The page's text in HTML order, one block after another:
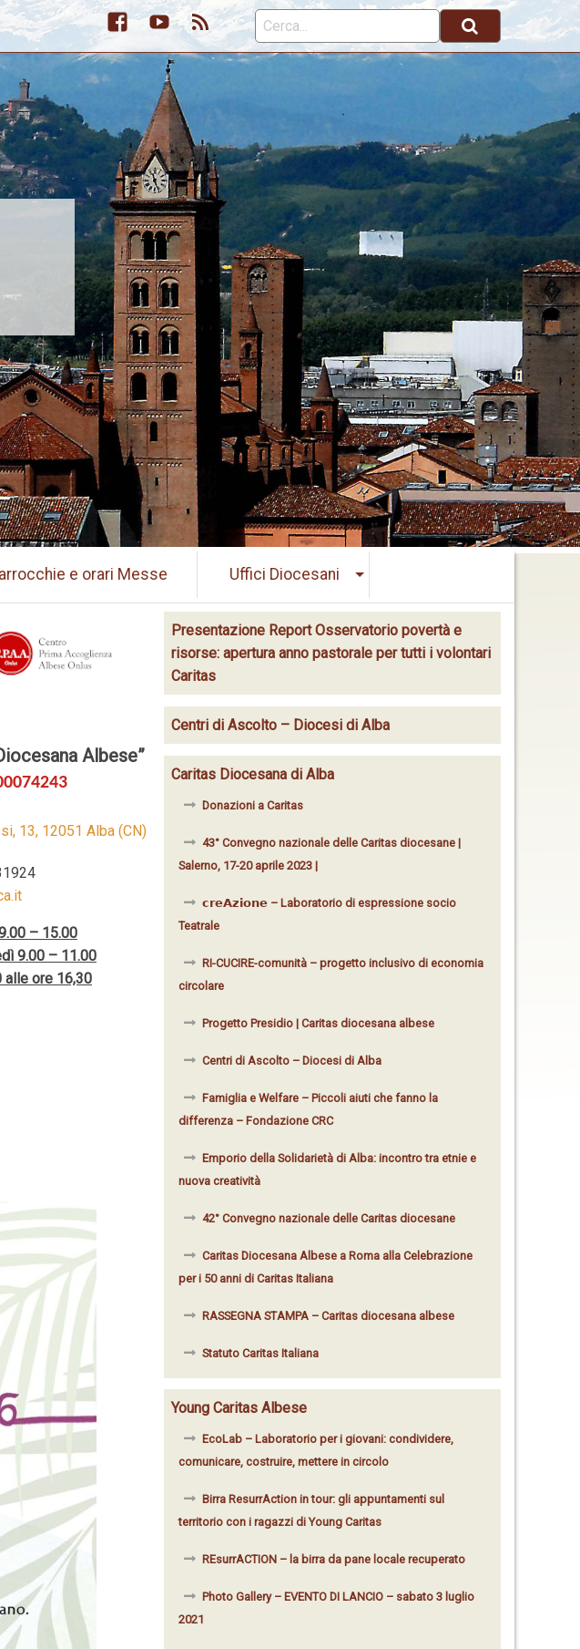
FacebookYoutubeFeed
e orari Messe Uffici Diocesani
Presentazione Report Osservatorio povertà e
risorse: apertura anno pastorale per tutti i volontari
Caritas
Centri di Ascolto – Diocesi di Alba
Caritas Diocesana di Alba
Donazioni a Caritas
43° Convegno nazionale delle Caritas diocesane |
Salerno, 17-20 aprile 2023 |
𝗰𝗿𝗲𝗔𝘇𝗶𝗼𝗻𝗲 – Laboratorio di espressione socio
Teatrale
RI-CUCIRE-comunità – progetto inclusivo di economia
circolare
Progetto Presidio | Caritas diocesana albese
Centri di Ascolto – Diocesi di Alba
Famiglia e Welfare – Piccoli aiuti che fanno la
differenza – Fondazione CRC
Emporio della Solidarietà di Alba: incontro tra etnie e
nuova creatività
42° Convegno nazionale delle Caritas diocesane
Caritas Diocesana Albese a Roma alla Celebrazione
per i 50 anni di Caritas Italiana
RASSEGNA STAMPA – Caritas diocesana albese
Statuto Caritas Italiana
Young Caritas Albese
EcoLab – Laboratorio per i giovani: condividere,
comunicare, costruire, mettere in circolo
Birra ResurrAction in tour: gli appuntamenti sul
territorio con i ragazzi di Young Caritas
REsurrACTION – la birra da pane locale recuperato
Photo Gallery – EVENTO DI LANCIO – sabato 3 luglio
2021
Albese”
13, 12051 Alba (CN)
– 15.00
9.00 – 11.00
alle ore 16,30